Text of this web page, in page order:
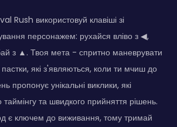
Rush використовуй клавіші зі
персонажем: рухайся вліво з ◀,
з ▲. Твоя мета - спритно маневрувати
пастки, які з'являються, коли ти мчиш до
пропонує унікальні виклики, які
та швидкого прийняття рішень.
є ключем до виживання, тому тримай